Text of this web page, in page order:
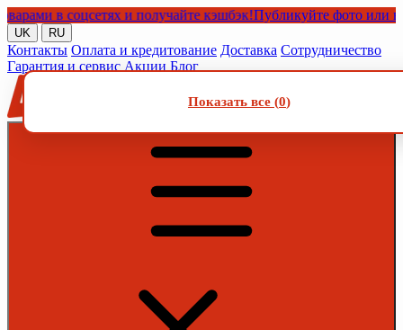
в соцсетях и получайте кэшбэк!Публикуйте фото или видео
UK RU
Контакты Оплата и кредитование Доставка Сотрудничество
Гарантия и сервис Акции Блог
Показать все (0)